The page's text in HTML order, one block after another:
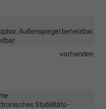
Außenspiegel beheizbar,
vorhanden
Stabilitäts-